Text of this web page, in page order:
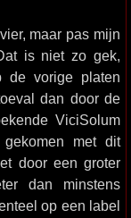
maar pas mijn
is niet zo gek,
de vorige platen
dan door de
ViciSolum
met dit
door een groter
dan minstens
op een label